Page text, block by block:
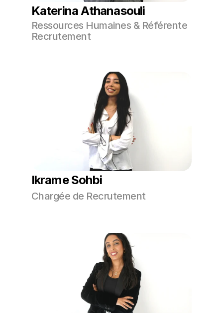
Katerina Athanasouli
Ressources Humaines & Référente
Recrutement
Ikrame Sohbi
Chargée de Recrutement